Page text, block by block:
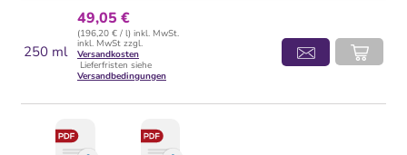
250 ml
49,05 €
(196,20 € / l) inkl. MwSt.
inkl. MwSt zzgl.
Versandkosten
Lieferfristen siehe
Versandbedingungen